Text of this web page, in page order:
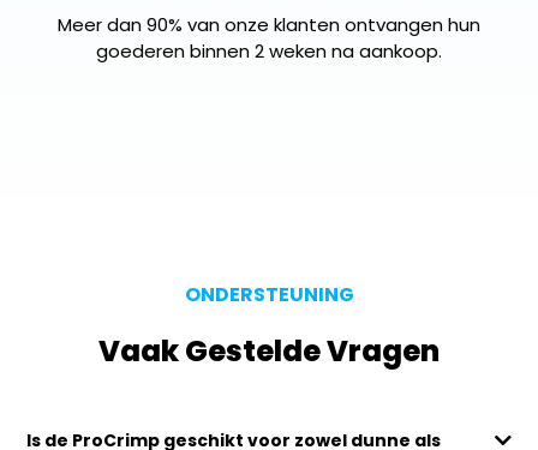
Meer dan 90% van onze klanten ontvangen hun
goederen binnen 2 weken na aankoop.
ONDERSTEUNING
Vaak Gestelde Vragen
Is de ProCrimp geschikt voor zowel dunne als